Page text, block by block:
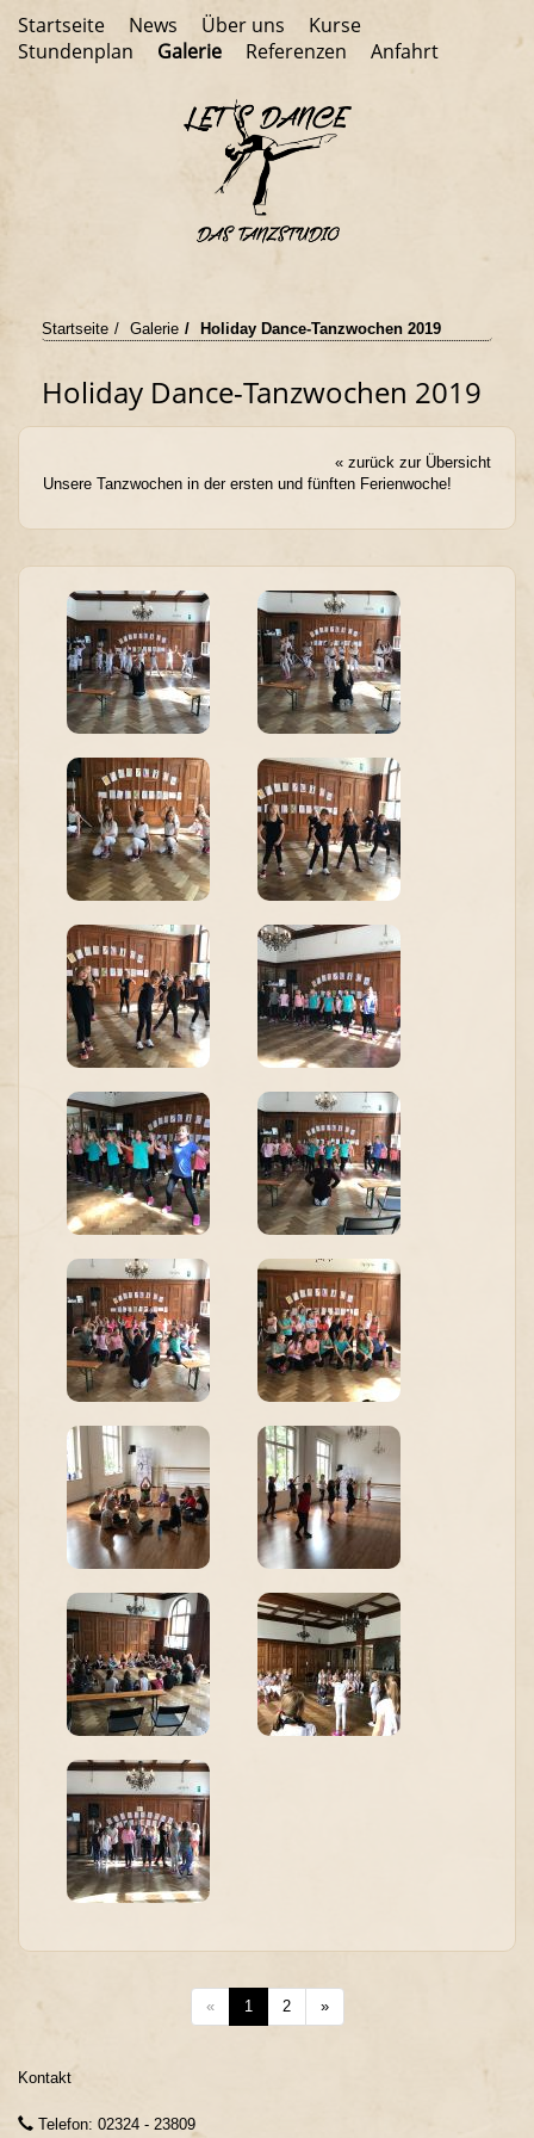
Startseite News Über uns
Kurse
Stundenplan
Galerie Referenzen Anfahrt
Startseite Galerie Holiday Dance-Tanzwochen 2019
Holiday Dance-Tanzwochen 2019
« zurück zur Übersicht
Unsere Tanzwochen in der ersten und fünften Ferienwoche!
« 1 2 »
Kontakt
Telefon: 02324 - 23809